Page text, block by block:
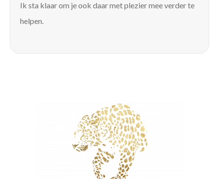
Ik sta klaar om je ook daar met plezier mee verder te
helpen.